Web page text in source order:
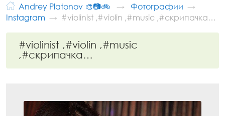
Andrey Platonov 🎨📷🚲
Фотографии
Instagram
#violinist ,#violin ,#music ,#скрипачка…
#violinist ,#violin ,#music
,#скрипачка…